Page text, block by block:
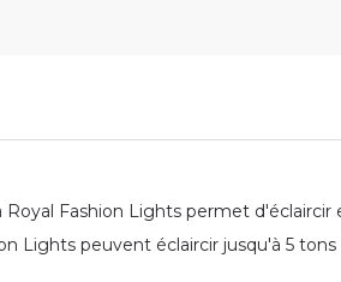
Fashion Lights permet
Lights peuvent éclaircir jusqu'à 5